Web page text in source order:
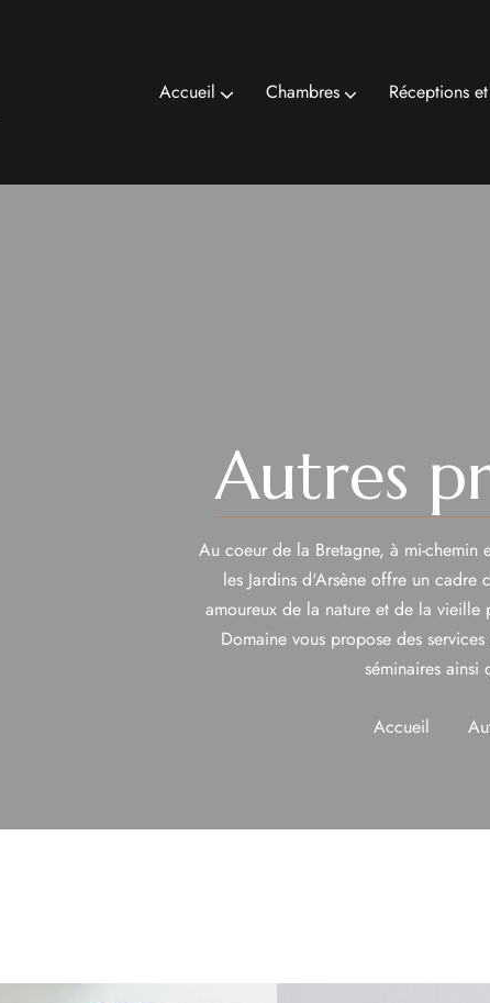
Accueil Chambres Réceptions
Autres
Au coeur de la Bretagne, à mi-chemin
les Jardins d'Arsène offre un
amoureux de la nature et de la vieille
Domaine vous propose des
séminaires ainsi
Accueil